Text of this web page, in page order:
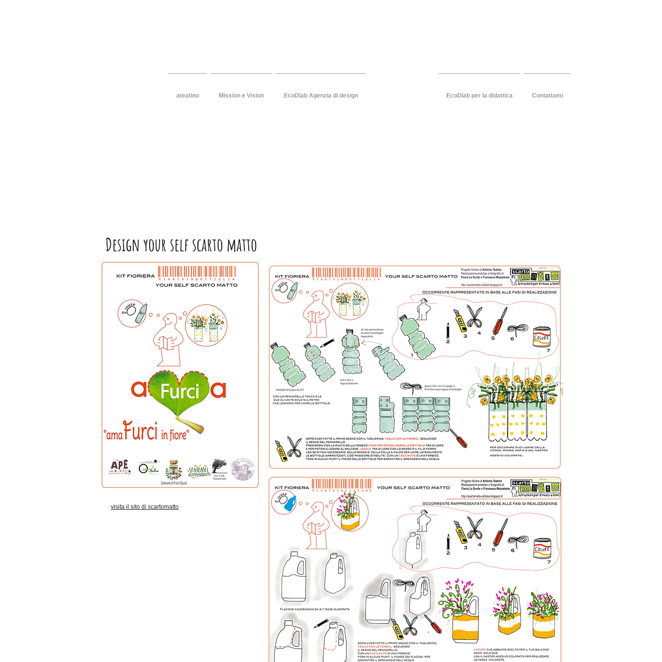
ateatino Mission e Vision EcoDlab Agenzia di design EcoDlab per la didattica Contattami
Design your self scarto matto
visita il sito di scartomatto